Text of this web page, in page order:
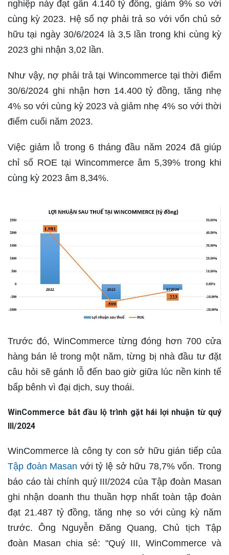
nghiệp này đạt gần 4.140 tỷ đồng, giảm 9% so với
cùng kỳ 2023. Hệ số nợ phải trả so với vốn chủ sở
hữu tại ngày 30/6/2024 là 3,5 lần trong khi cùng kỳ
2023 ghi nhận 3,02 lần.
Như vậy, nợ phải trả tại Wincommerce tại thời điểm
30/6/2024 ghi nhận hơn 14.400 tỷ đồng, tăng nhẹ
4% so với cùng kỳ 2023 và giảm nhẹ 4% so với thời
điểm cuối năm 2023.
Việc giảm lỗ trong 6 tháng đầu năm 2024 đã giúp
chỉ số ROE tại Wincommerce âm 5,39% trong khi
cùng kỳ 2023 âm 8,34%.
Trước đó, WinCommerce từng đóng hơn 700 cửa
hàng bán lẻ trong một năm, từng bị nhà đầu tư đặt
câu hỏi sẽ gánh lỗ đến bao giờ giữa lúc nền kinh tế
bấp bênh vì đại dịch, suy thoái.
WinCommerce bắt đầu lộ trình gặt hái lợi nhuận từ quý
III/2024
WinCommerce là công ty con sở hữu gián tiếp của
Tập đoàn Masan với tỷ lệ sở hữu 78,7% vốn. Trong
báo cáo tài chính quý III/2024 của Tập đoàn Masan
ghi nhận doanh thu thuần hợp nhất toàn tập đoàn
đạt 21.487 tỷ đồng, tăng nhẹ so với cùng kỳ năm
trước. Ông Nguyễn Đăng Quang, Chủ tịch Tập
đoàn Masan chia sẻ: "Quý III, WinCommerce và